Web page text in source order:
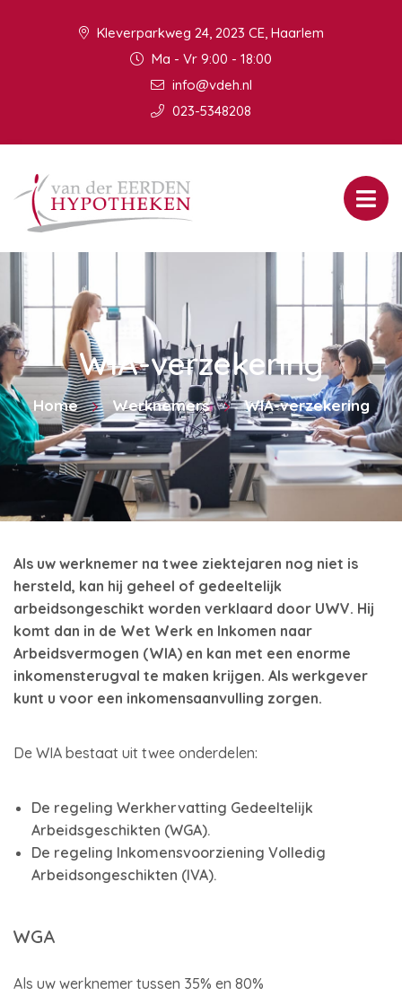
Kleverparkweg 24, 2023 CE, Haarlem
Ma - Vr 9:00 - 18:00
info@vdeh.nl
023-5348208
WIA-verzekering
Home Werknemers WIA-verzekering
Als uw werknemer na twee ziektejaren nog niet is
hersteld, kan hij geheel of gedeeltelijk
arbeidsongeschikt worden verklaard door UWV. Hij
komt dan in de Wet Werk en Inkomen naar
Arbeidsvermogen (WIA) en kan met een enorme
inkomensterugval te maken krijgen. Als werkgever
kunt u voor een inkomensaanvulling zorgen.
De WIA bestaat uit twee onderdelen:
De regeling Werkhervatting Gedeeltelijk
Arbeidsgeschikten (WGA).
De regeling Inkomensvoorziening Volledig
Arbeidsongeschikten (IVA).
WGA
Als uw werknemer tussen 35% en 80%